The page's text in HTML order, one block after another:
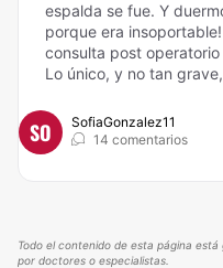
espalda se fue. Y
porque era
consulta post
Lo único, y no tan
SO
SofiaGonzalez11
14 comentarios
Todo el contenido de esta página
por doctores o especialistas.